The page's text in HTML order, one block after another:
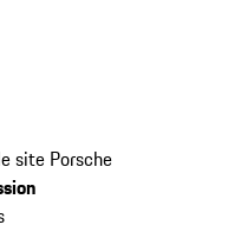
site Porsche